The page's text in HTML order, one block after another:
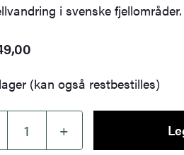
i svenske fjellområder.
(kan også restbestilles)
+